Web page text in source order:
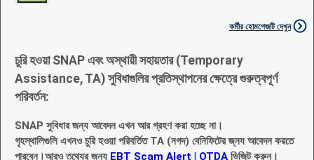
কর্মীর হোমপেজটি দেখুন
চুরি হওয়া SNAP এবং অস্থায়ী সহায়তার (Temporary
Assistance, TA) সুবিধাগুলির প্রতিস্থাপনের ক্ষেত্রে গুরুত্বপূর্ণ
পরিবর্তন:
SNAP সুবিধার জন্য আবেদন এখন আর গ্রহণ করা হচ্ছে না।
গৃহস্থালিগুলি এখনও চুরি হওয়া পরিবর্তিত TA (নগদ) বেনিফিটের জ্নয আবেদন করতে
পারবেন।আরও তথ্যের জন্য EBT Scam Alert | OTDA ভিজিট করুন।